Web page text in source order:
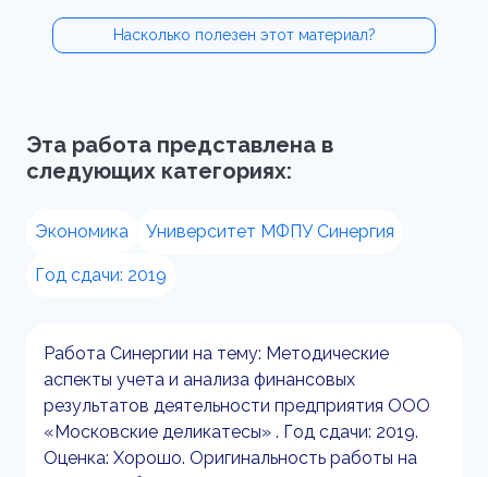
Насколько полезен этот материал?
Эта работа представлена в
следующих категориях:
Экономика Университет МФПУ Синергия
Год сдачи: 2019
Работа Синергии на тему: Методические
аспекты учета и анализа финансовых
результатов деятельности предприятия ООО
«Московские деликатесы» . Год сдачи: 2019.
Оценка: Хорошо. Оригинальность работы на